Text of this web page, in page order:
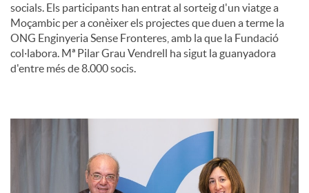
socials. Els participants han entrat al sorteig d'un viatge a
Moçambic per a conèixer els projectes que duen a terme la
ONG Enginyeria Sense Fronteres, amb la que la Fundació
col·labora. Mª Pilar Grau Vendrell ha sigut la guanyadora
d'entre més de 8.000 socis.